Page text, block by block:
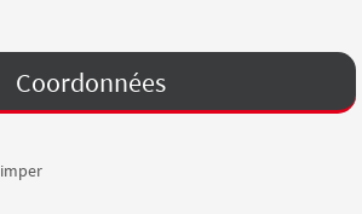
Coordonnées